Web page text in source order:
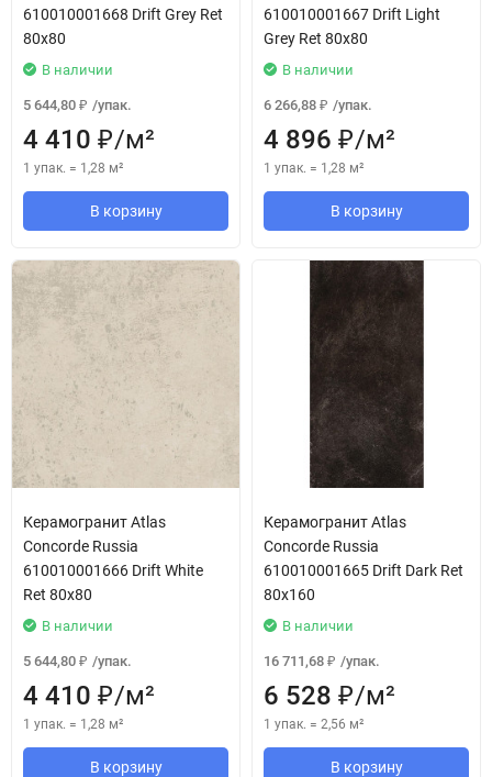
610010001668 Drift Grey Ret
80x80
В наличии
5 644,80 ₽ /упак.
4 410 ₽/м²
1 упак. = 1,28 м²
В корзину
610010001667 Drift Light
Grey Ret 80x80
В наличии
6 266,88 ₽ /упак.
4 896 ₽/м²
1 упак. = 1,28 м²
В корзину
Керамогранит Atlas
Concorde Russia
610010001666 Drift White
Ret 80x80
В наличии
5 644,80 ₽ /упак.
4 410 ₽/м²
1 упак. = 1,28 м²
В корзину
Керамогранит Atlas
Concorde Russia
610010001665 Drift Dark Ret
80x160
В наличии
16 711,68 ₽ /упак.
6 528 ₽/м²
1 упак. = 2,56 м²
В корзину